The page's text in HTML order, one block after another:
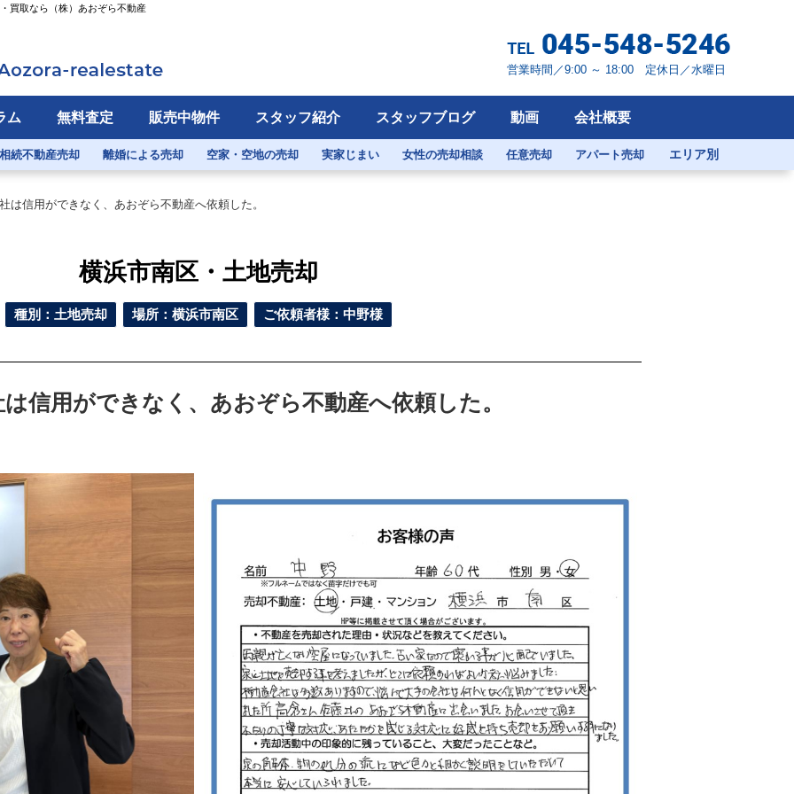
買取なら（株）あおぞら不動産
営業時間／9:00 ～ 18:00 定休日／水曜日
ム 無料査定 販売中物件 スタッフ紹介 スタッフブログ 動画 会社概要
相続不動産売却 離婚による売却 空家・空地の売却 実家じまい 女性の売却相談 任意売却 アパート売却 エリア別
は信用ができなく、あおぞら不動産へ依頼した。
横浜市南区・土地売却
種別：土地売却 場所：横浜市南区 ご依頼者様：中野様
信用ができなく、あおぞら不動産へ依頼した。